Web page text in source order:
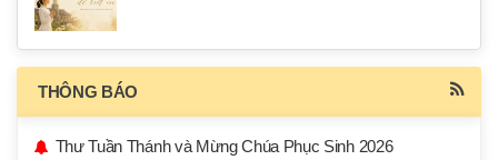
THÔNG BÁO
Thư Tuần Thánh và Mừng Chúa Phục Sinh 2026